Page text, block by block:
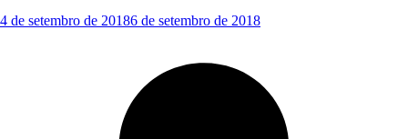
4 de setembro de 20186 de setembro de 2018